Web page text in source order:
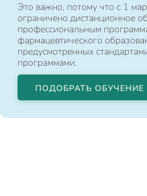
Это важно, потому что с 1
ограничено дистанционное
профессиональным
фармацевтического
предусмотренных
программами.
ПОДОБРАТЬ ОБУЧЕНИЕ